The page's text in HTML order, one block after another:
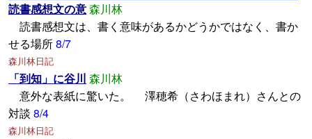
読書感想文の意森川林
読書感想文は、書く意味があるかどうかではなく、書か
せる場所8/7
森川林日記
「到知」に谷川 森川林
意外な表紙に驚いた。 澤穂希（さわほまれ）さんとの
対談 8/4
森川林日記